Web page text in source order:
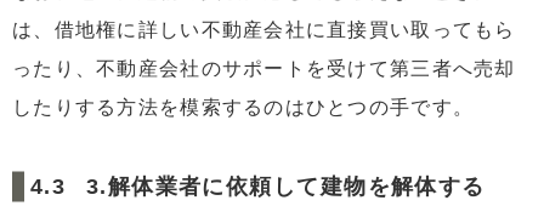
は、借地権に詳しい不動産会社に直接買い取ってもら
ったり、不動産会社のサポートを受けて第三者へ売却
したりする方法を模索するのはひとつの手です。
3.解体業者に依頼して建物を解体する